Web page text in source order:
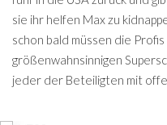
sie ihr helfen Max zu
schon bald müssen die
größenwahnsinnigen
jeder der Beteiligten mit